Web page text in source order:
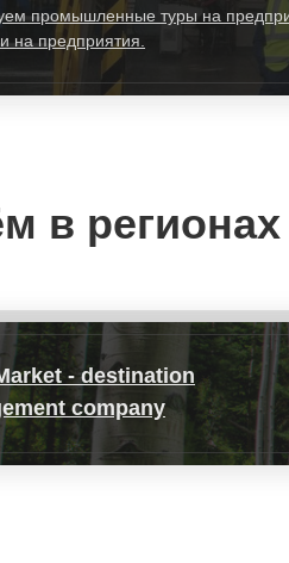
промышленные туры на
на предприятия.
в
- destination
company